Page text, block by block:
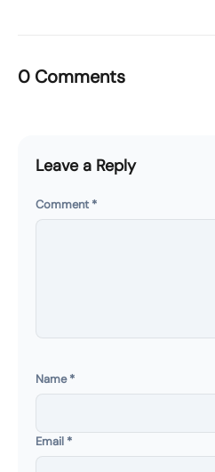
0 Comments
Leave a Reply
Comment *
Name*
Email *